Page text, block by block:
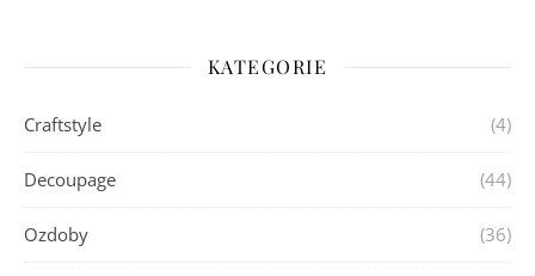
KATEGORIE
Craftstyle (4)
Decoupage (44)
Ozdoby (36)